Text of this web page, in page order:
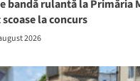
bandă rulantă la Primăria
la concurs
2026